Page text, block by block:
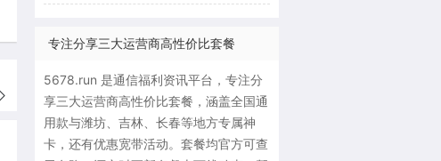
专注分享三大运营商高性价比套餐
5678.run 是通信福利资讯平台，专注分
享三大运营商高性价比套餐，涵盖全国通
用款与潍坊、吉林、长春等地方专属神
卡，还有优惠宽带活动。套餐均官方可查